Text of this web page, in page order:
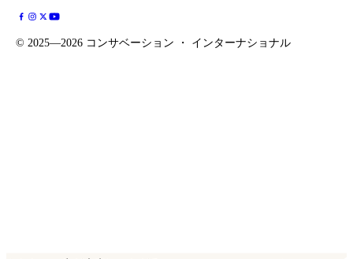
© 2025—2026 コンサベーション ・ インターナショナル